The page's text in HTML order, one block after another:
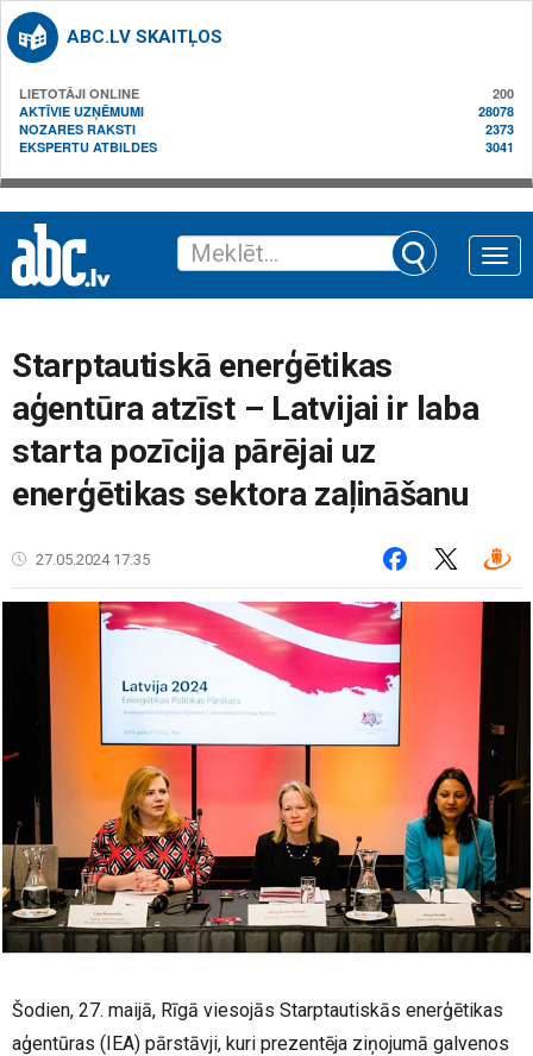
ABC.LV SKAITĻOS
LIETOTĀJI ONLINE
200
AKTĪVIE UZŅĒMUMI
28078
NOZARES RAKSTI
2373
EKSPERTU ATBILDES
3041
Toggle
Starptautiskā enerģētikas
aģentūra atzīst – Latvijai ir laba
starta pozīcija pārējai uz
enerģētikas sektora zaļināšanu
27.05.2024 17:35
Šodien, 27. maijā, Rīgā viesojās Starptautiskās enerģētikas
aģentūras (IEA) pārstāvji, kuri prezentēja ziņojumā galvenos